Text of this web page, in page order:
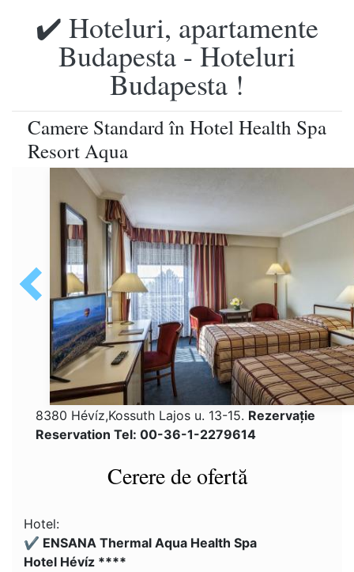
✔️ Hoteluri, apartamente
Budapesta - Hoteluri
Budapesta !
Camere Standard în Hotel Health Spa
Resort Aqua
8380 Hévíz,Kossuth Lajos u. 13-15. Rezervaţie
Reservation Tel: 00-36-1-2279614
Cerere de ofertă
Hotel:
✔️ ENSANA Thermal Aqua Health Spa
Hotel Hévíz ****